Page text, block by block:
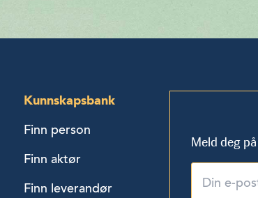
Kunnskapsbank
Finn person
Finn aktør
Finn leverandør
Meld deg